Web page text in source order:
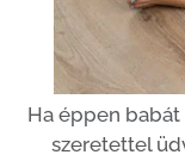
Ha éppen babát
szeretettel